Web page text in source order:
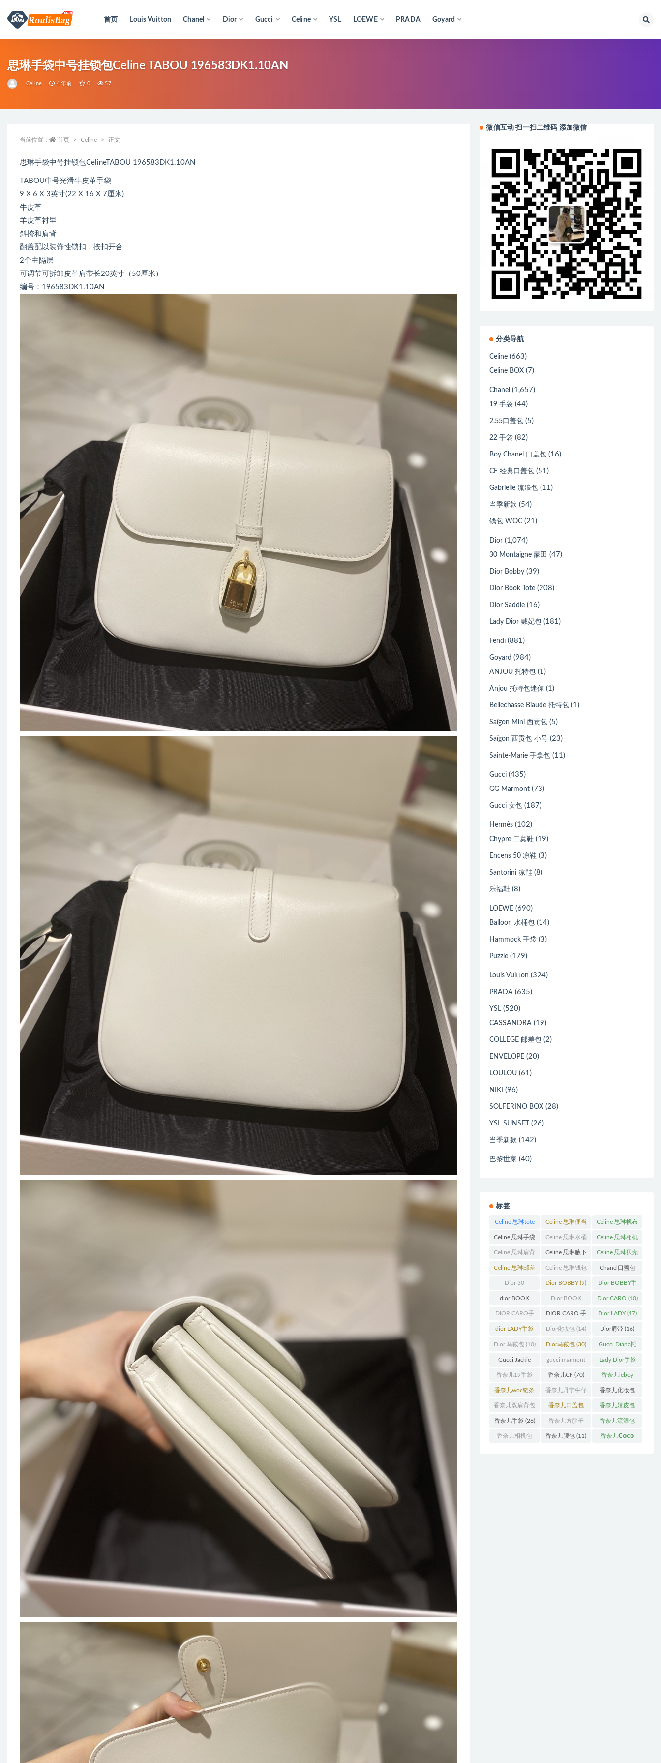
首页 Louis Vuitton Chanel Dior Gucci Celine YSL LOEWE PRADA Goyard
思琳手袋中号挂锁包Celine TABOU 196583DK1.10AN
Celine 4 年前 0 57
当前位置： 首页 Celine 正文
思琳手袋中号挂锁包CelineTABOU 196583DK1.10AN
TABOU中号光滑牛皮革手袋
9 X 6 X 3英寸(22 X 16 X 7厘米)
牛皮革
羊皮革衬里
斜挎和肩背
翻盖配以装饰性锁扣，按扣开合
2个主隔层
可调节可拆卸皮革肩带长20英寸（50厘米）
编号：196583DK1.10AN
微信互动 扫一扫二维码 添加微信
分类导航
Celine (663)
Celine BOX (7)
Chanel (1,657)
19 手袋 (44)
2.55口盖包 (5)
22 手袋 (82)
Boy Chanel 口盖包 (16)
CF 经典口盖包 (51)
Gabrielle 流浪包 (11)
当季新款 (54)
钱包 WOC (21)
Dior (1,074)
30 Montaigne 蒙田 (47)
Dior Bobby (39)
Dior Book Tote (208)
Dior Saddle (16)
Lady Dior 戴妃包 (181)
Fendi (881)
Goyard (984)
ANJOU 托特包 (1)
Anjou 托特包迷你 (1)
Bellechasse Biaude 托特包 (1)
Saïgon Mini 西贡包 (5)
Saïgon 西贡包 小号 (23)
Sainte-Marie 手拿包 (11)
Gucci (435)
GG Marmont (73)
Gucci 女包 (187)
Hermès (102)
Chypre 二舅鞋 (19)
Encens 50 凉鞋 (3)
Santorini 凉鞋 (8)
乐福鞋 (8)
LOEWE (690)
Balloon 水桶包 (14)
Hammock 手袋 (3)
Puzzle (179)
Louis Vuitton (324)
PRADA (635)
YSL (520)
CASSANDRA (19)
COLLEGE 邮差包 (2)
ENVELOPE (20)
LOULOU (61)
NIKI (96)
SOLFERINO BOX (28)
YSL SUNSET (26)
当季新款 (142)
巴黎世家 (40)
标签
Celine 思琳tote
包 (23)
Celine 思琳便当
包 (14)
Celine 思琳帆布
包 (18)
Celine 思琳手袋
(250)
Celine 思琳水桶
包 (55)
Celine 思琳相机
包 (11)
Celine 思琳肩背
包 (12)
Celine 思琳腋下
包 (10)
Celine 思琳贝壳
包(12)
Celine 思琳邮差
包(13)
Celine 思琳钱包
(10)
Chanel口盖包
(13)
Dior 30
Montaigne 蒙田
(31)
Dior BOBBY(9) Dior BOBBY手
袋(26)
dior BOOK
TOTE(12)
Dior BOOK
TOTE手袋(163)
Dior CARO (10)
DIOR CARO手
袋(11)
DIOR CARO 手
袋(31)
Dior LADY(17)
dior LADY手袋
(70)
Dior化妆包(14) Dior肩带 (16)
Dior 马鞍包(10) Dior马鞍包(30) Gucci Diana托
特包(11)
Gucci Jackie
(11)
gucci marmont
系列(19)
Lady Dior手袋
(51)
香奈儿19手袋
(27)
香奈儿CF(70) 香奈儿leboy
(13)
香奈儿woc链条
包 (11)
香奈儿丹宁牛仔
(12)
香奈儿化妆包
(13)
香奈儿双肩背包
(13)
香奈儿口盖包
(55)
香奈儿嬉皮包
(10)
香奈儿手袋(26) 香奈儿方胖子
(11)
香奈儿流浪包
(10)
香奈儿相机包 香奈儿腰包 (11) 香奈儿𝗖𝗼𝗰𝗼